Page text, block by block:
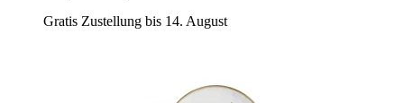
Gratis Zustellung bis 14. August